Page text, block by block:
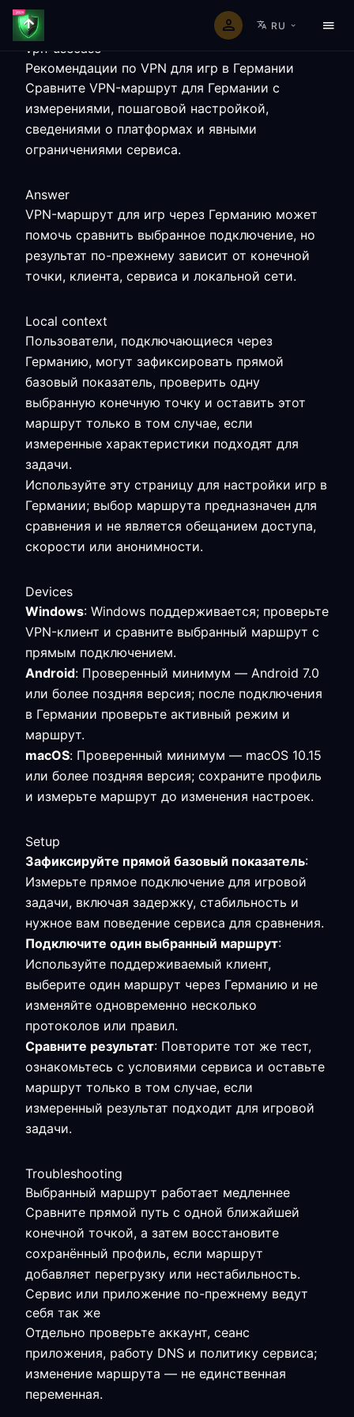
RU
vpn-usecase
Рекомендации по VPN для игр в Германии
Сравните VPN-маршрут для Германии с
измерениями, пошаговой настройкой,
сведениями о платформах и явными
ограничениями сервиса.
Answer
VPN-маршрут для игр через Германию может
помочь сравнить выбранное подключение, но
результат по-прежнему зависит от конечной
точки, клиента, сервиса и локальной сети.
Local context
Пользователи, подключающиеся через
Германию, могут зафиксировать прямой
базовый показатель, проверить одну
выбранную конечную точку и оставить этот
маршрут только в том случае, если
измеренные характеристики подходят для
задачи.
Используйте эту страницу для настройки игр в
Германии; выбор маршрута предназначен для
сравнения и не является обещанием доступа,
скорости или анонимности.
Devices
Windows: Windows поддерживается; проверьте
VPN-клиент и сравните выбранный маршрут с
прямым подключением.
Android: Проверенный минимум — Android 7.0
или более поздняя версия; после подключения
в Германии проверьте активный режим и
маршрут.
macOS: Проверенный минимум — macOS 10.15
или более поздняя версия; сохраните профиль
и измерьте маршрут до изменения настроек.
Setup
Зафиксируйте прямой базовый показатель:
Измерьте прямое подключение для игровой
задачи, включая задержку, стабильность и
нужное вам поведение сервиса для сравнения.
Подключите один выбранный маршрут:
Используйте поддерживаемый клиент,
выберите один маршрут через Германию и не
изменяйте одновременно несколько
протоколов или правил.
Сравните результат: Повторите тот же тест,
ознакомьтесь с условиями сервиса и оставьте
маршрут только в том случае, если
измеренный результат подходит для игровой
задачи.
Troubleshooting
Выбранный маршрут работает медленнее
Сравните прямой путь с одной ближайшей
конечной точкой, а затем восстановите
сохранённый профиль, если маршрут
добавляет перегрузку или нестабильность.
Сервис или приложение по-прежнему ведут
себя так же
Отдельно проверьте аккаунт, сеанс
приложения, работу DNS и политику сервиса;
изменение маршрута — не единственная
переменная.